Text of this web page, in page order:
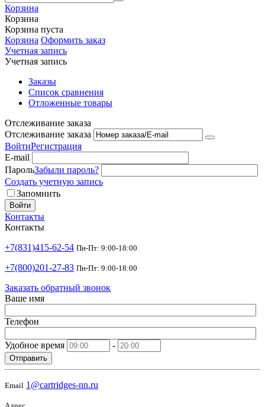
Корзина
Корзина
Корзина пуста
Корзина Оформить заказ
Учетная запись
Учетная запись
Заказы
Список сравнения
Отложенные товары
Отслеживание заказа
Отслеживание заказа
ВойтиРегистрация
E-mail
ПарольЗабыли пароль?
Создать учетную запись
Запомнить
Войти
Контакты
Контакты
+7(831)415-62-54 Пн-Пт: 9:00-18:00
+7(800)201-27-83 Пн-Пт: 9:00-18:00
Заказать обратный звонок
Ваше имя
Телефон
Удобное время -
Отправить
Email 1@cartridges-nn.ru